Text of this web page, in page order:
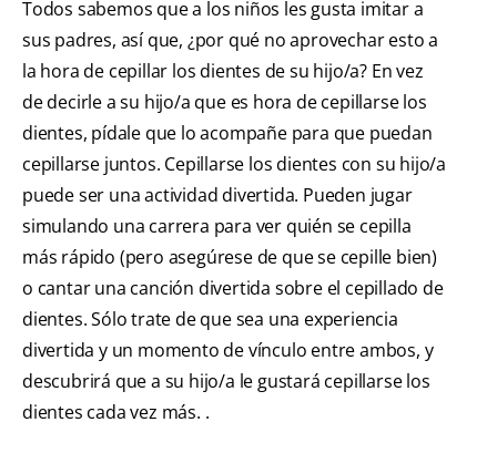
Todos sabemos que a los niños les gusta imitar a
sus padres, así que, ¿por qué no aprovechar esto a
la hora de cepillar los dientes de su hijo/a? En vez
de decirle a su hijo/a que es hora de cepillarse los
dientes, pídale que lo acompañe para que puedan
cepillarse juntos. Cepillarse los dientes con su hijo/a
puede ser una actividad divertida. Pueden jugar
simulando una carrera para ver quién se cepilla
más rápido (pero asegúrese de que se cepille bien)
o cantar una canción divertida sobre el cepillado de
dientes. Sólo trate de que sea una experiencia
divertida y un momento de vínculo entre ambos, y
descubrirá que a su hijo/a le gustará cepillarse los
dientes cada vez más. .